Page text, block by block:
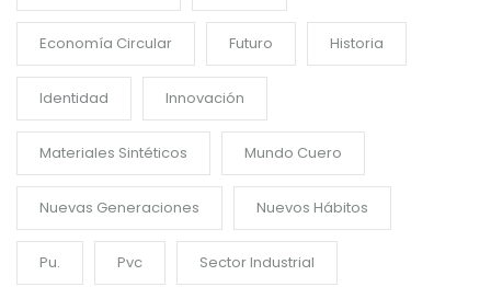
Economía Circular Futuro Historia
Identidad Innovación
Materiales Sintéticos Mundo Cuero
Nuevas Generaciones Nuevos Hábitos
Pu. Pvc Sector Industrial